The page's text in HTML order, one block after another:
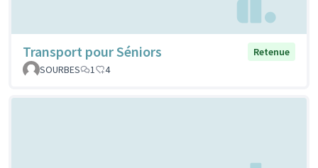
Transport pour Séniors
Retenue
SOURBES
1 4